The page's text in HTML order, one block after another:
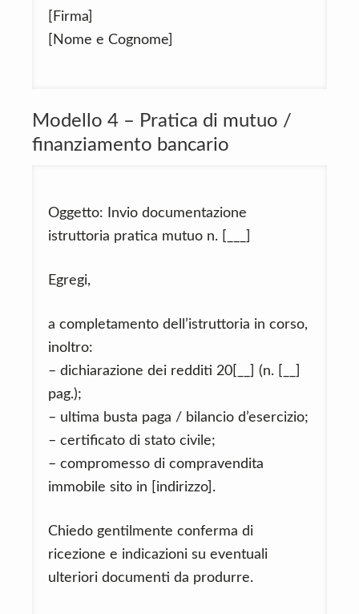
[Firma]
[Nome e Cognome]
Modello 4 – Pratica di mutuo /
finanziamento bancario
Oggetto: Invio documentazione
istruttoria pratica mutuo n. [___]
Egregi,
a completamento dell’istruttoria in corso,
inoltro:
– dichiarazione dei redditi 20[__] (n. [__]
pag.);
– ultima busta paga / bilancio d’esercizio;
– certificato di stato civile;
– compromesso di compravendita
immobile sito in [indirizzo].
Chiedo gentilmente conferma di
ricezione e indicazioni su eventuali
ulteriori documenti da produrre.